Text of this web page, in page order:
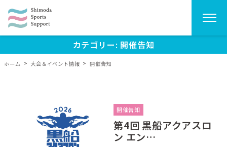
to
content
カテゴリー: 開催告知
ホーム > 大会＆イベント情報 > 開催告知
開催告知
第4回 黒船アクアスロ
ン エン…